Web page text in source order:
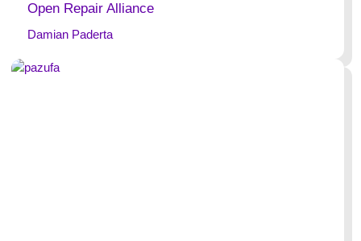
Open Repair Alliance
Damian Paderta